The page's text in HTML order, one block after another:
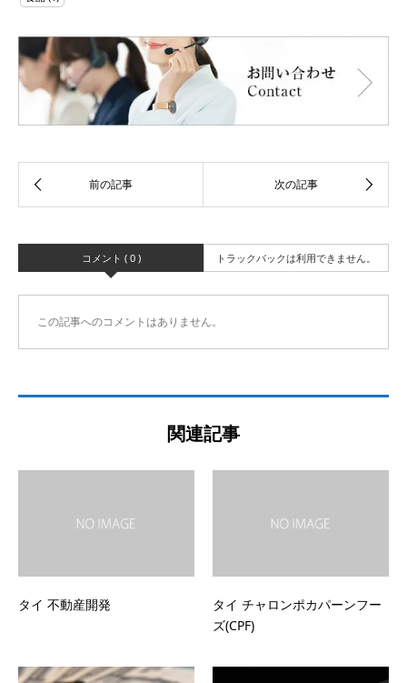
コメント ( 0 ) トラックバックは利用できません。
この記事へのコメントはありません。
関連記事
タイ 不動産開発
タイ チャロンポカパーンフー
ズ(CPF)